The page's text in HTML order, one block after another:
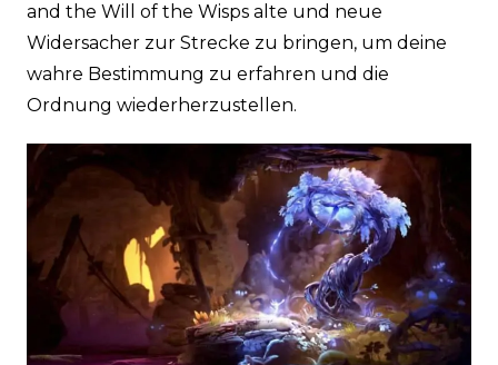
and the Will of the Wisps alte und neue
Widersacher zur Strecke zu bringen, um deine
wahre Bestimmung zu erfahren und die
Ordnung wiederherzustellen.